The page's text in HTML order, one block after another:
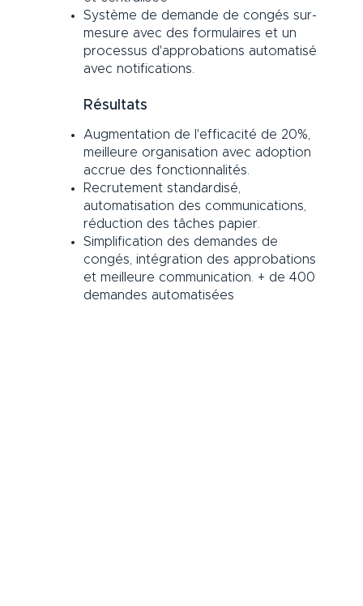
Système de demande de congés sur-
mesure avec des formulaires et un
processus d'approbations automatisé
avec notifications.
Résultats
Augmentation de l'efficacité de 20%,
meilleure organisation avec adoption
accrue des fonctionnalités.
Recrutement standardisé,
automatisation des communications,
réduction des tâches papier.
Simplification des demandes de
congés, intégration des approbations
et meilleure communication. + de 400
demandes automatisées